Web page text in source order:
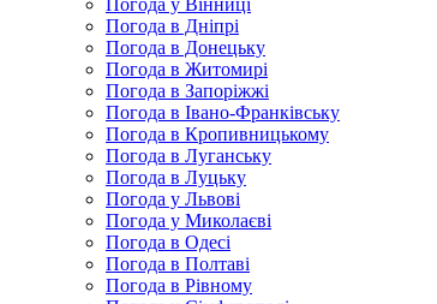
Погода у Вінниці
Погода в Дніпрі
Погода в Донецьку
Погода в Житомирі
Погода в Запоріжжі
Погода в Івано-Франківську
Погода в Кропивницькому
Погода в Луганську
Погода в Луцьку
Погода у Львові
Погода у Миколаєві
Погода в Одесі
Погода в Полтаві
Погода в Рівному